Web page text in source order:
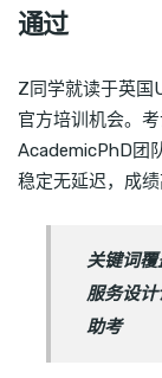
通过
Z同学就读于英国
官方培训机会。
AcademicPhD团
稳定无延迟，成
关键词覆
服务设计
助考